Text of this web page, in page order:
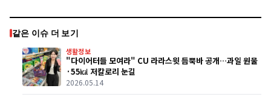
같은 이슈 더 보기
생활정보
"다이어터들 모여라" CU 라라스윗 듬뿍바 공개…과일 원물
·55㎉ 저칼로리 눈길
2026.05.14